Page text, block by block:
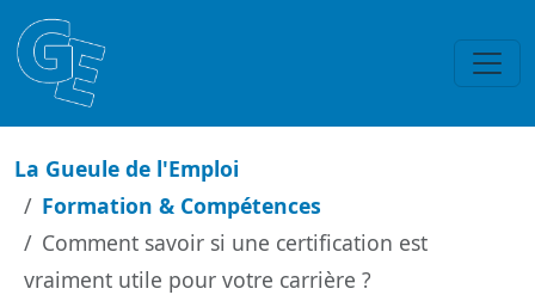
La Gueule de l'Emploi
Formation & Compétences
Comment savoir si une certification est
vraiment utile pour votre carrière ?